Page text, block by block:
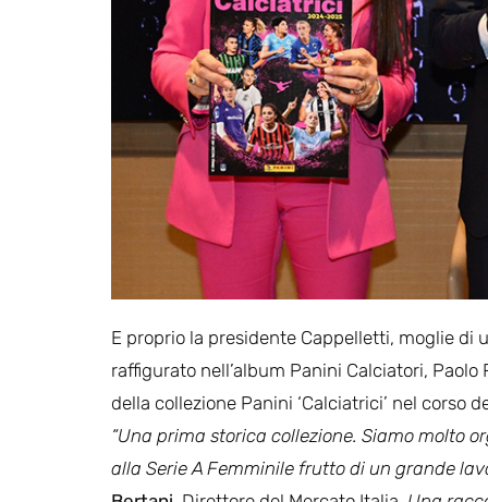
E proprio la presidente Cappelletti, moglie di
raffigurato nell’album Panini Calciatori,
della collezione Panini ‘Calciatrici’ nel corso
“Una prima storica collezione. Siamo molto
alla Serie A Femminile frutto di un grande